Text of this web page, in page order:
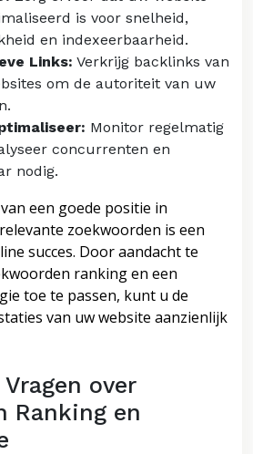
is voor snelheid,
en indexeerbaarheid.
Links: Verkrijg backlinks van
om de autoriteit van uw
Monitor regelmatig
concurrenten en
nodig.
een goede positie in
zoekwoorden is een
succes. Door aandacht te
ranking en een
toe te passen, kunt u de
van uw website aanzienlijk
over
Ranking en